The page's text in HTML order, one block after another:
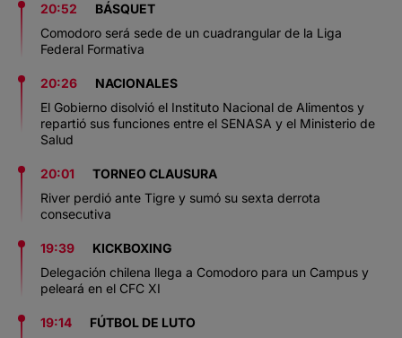
20:52
BÁSQUET
Comodoro será sede de un cuadrangular de la Liga
Federal Formativa
20:26
NACIONALES
El Gobierno disolvió el Instituto Nacional de Alimentos y
repartió sus funciones entre el SENASA y el Ministerio de
Salud
20:01
TORNEO CLAUSURA
River perdió ante Tigre y sumó su sexta derrota
consecutiva
19:39
KICKBOXING
Delegación chilena llega a Comodoro para un Campus y
peleará en el CFC XI
19:14
FÚTBOL DE LUTO